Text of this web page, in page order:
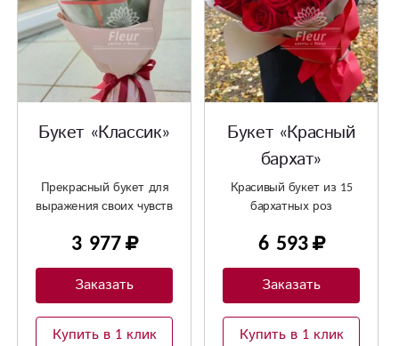
Букет «Классик»
Прекрасный букет для
выражения своих чувств
3 977
Заказать
Купить в 1 клик
Букет «Красный
бархат»
Красивый букет из 15
бархатных роз
6 593
Заказать
Купить в 1 клик